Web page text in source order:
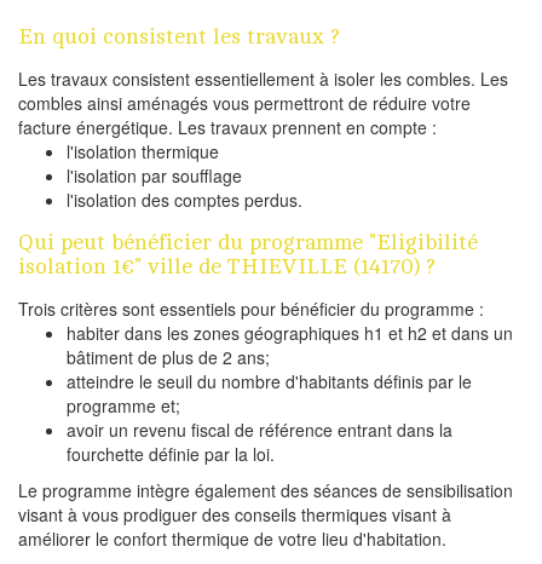
En quoi consistent les travaux ?
Les travaux consistent essentiellement à isoler les combles. Les
combles ainsi aménagés vous permettront de réduire votre
facture énergétique. Les travaux prennent en compte :
l'isolation thermique
l'isolation par soufflage
l'isolation des comptes perdus.
Qui peut bénéficier du programme "Eligibilité
isolation 1€" ville de THIEVILLE (14170) ?
Trois critères sont essentiels pour bénéficier du programme :
habiter dans les zones géographiques h1 et h2 et dans un
bâtiment de plus de 2 ans;
atteindre le seuil du nombre d'habitants définis par le
programme et;
avoir un revenu fiscal de référence entrant dans la
fourchette définie par la loi.
Le programme intègre également des séances de sensibilisation
visant à vous prodiguer des conseils thermiques visant à
améliorer le confort thermique de votre lieu d'habitation.